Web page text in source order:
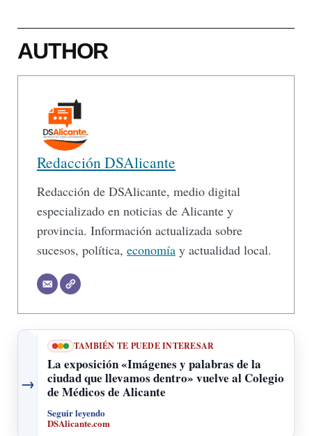
AUTHOR
Redacción DSAlicante
Redacción de DSAlicante, medio digital
especializado en noticias de Alicante y
provincia. Información actualizada sobre
sucesos, política, economía y actualidad local.
→
TAMBIÉN TE PUEDE INTERESAR
La exposición «Imágenes y palabras de la
ciudad que llevamos dentro» vuelve al Colegio
de Médicos de Alicante
Seguir leyendo
DSAlicante.com